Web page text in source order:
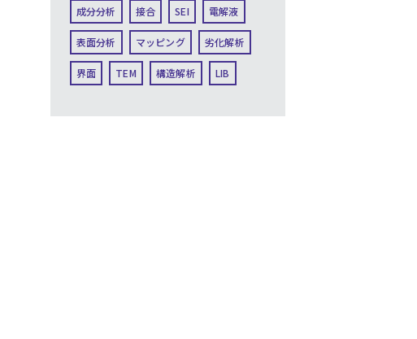
成分分析 接合 SEI 電解液
表面分析 マッピング 劣化解析
界面 TEM 構造解析 LIB